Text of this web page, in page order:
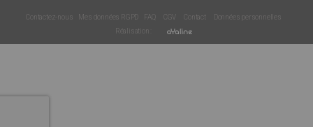
Contactez-nous Mes données RGPD FAQ CGV Contact
Données personnelles
Réalisation :